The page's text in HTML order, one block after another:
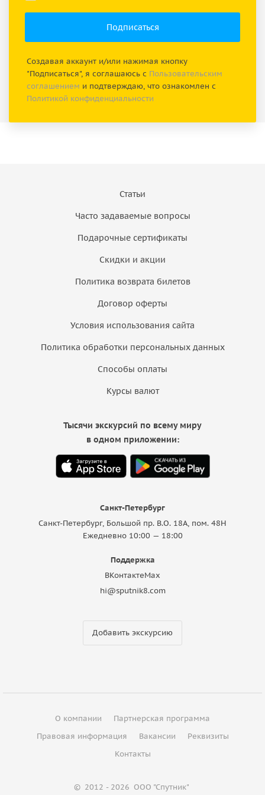
Создавая аккаунт и/или нажимая кнопку
"Подписаться", я соглашаюсь с Пользовательским
соглашением и подтверждаю, что ознакомлен с
Политикой конфиденциальности
Статьи
Часто задаваемые вопросы
Подарочные сертификаты
Скидки и акции
Политика возврата билетов
Договор оферты
Условия использования сайта
Политика обработки персональных данных
Способы оплаты
Курсы валют
Санкт-Петербург
Санкт-Петербург, Большой пр. В.О. 18A, пом. 48Н
Ежедневно 10:00 — 18:00
Поддержка
ВКонтактеMax
hi@sputnik8.com
Добавить экскурсию
Тысячи экскурсий по всему миру
в одном приложении:
О компании
Партнерская программа
Правовая информация
Вакансии
Реквизиты
Контакты
© 2012 - 2026 ООО "Спутник"